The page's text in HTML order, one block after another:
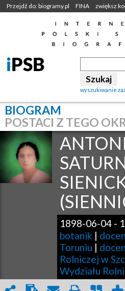
Przejdź do: biogramy.pl FINA zwiększ
wyszukiwanie
BIOGRAM
POSTACI Z TEGO
1898-06-04 -
botanik |
Toruniu |
Rolniczej w
Wydziału